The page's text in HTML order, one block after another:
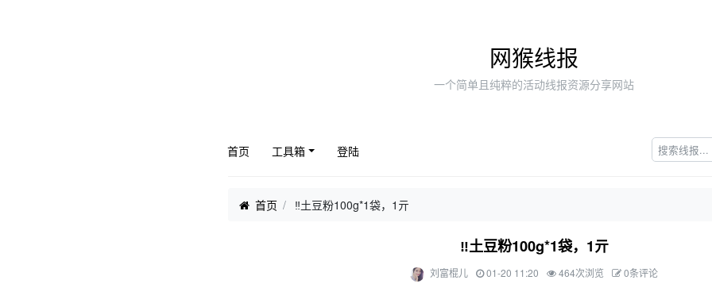
网猴线报
一个简单且纯粹的活动线报资源分享网站
首页 工具箱 登陆
首页 ‼土豆粉100g*1袋，1亓
‼土豆粉100g*1袋，1亓
刘富棍儿 01-20 11:20 464次浏览 0条评论